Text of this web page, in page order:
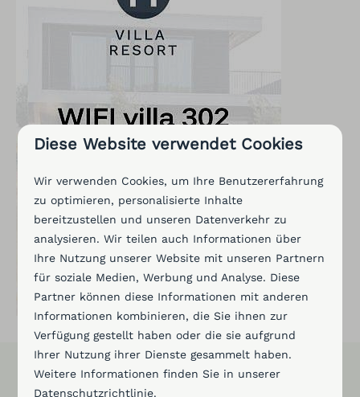
Bezahlen Sie sicher
Diese Website verwendet Cookies
Wir verwenden Cookies, um Ihre Benutzererfahrung
zu optimieren, personalisierte Inhalte
bereitzustellen und unseren Datenverkehr zu
analysieren. Wir teilen auch Informationen über
Ihre Nutzung unserer Website mit unseren Partnern
für soziale Medien, Werbung und Analyse. Diese
Partner können diese Informationen mit anderen
Informationen kombinieren, die Sie ihnen zur
Verfügung gestellt haben oder die sie aufgrund
Ihrer Nutzung ihrer Dienste gesammelt haben.
Weitere Informationen finden Sie in unserer
Datenschutzrichtlinie.